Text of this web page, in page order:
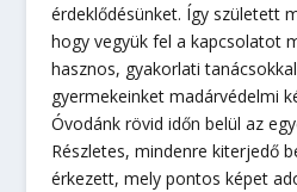
érdeklődésünket. Így született
hogy vegyük fel a kapcsolatot
hasznos, gyakorlati
gyermekeinket madárvédelmi
Óvodánk rövid időn belül az
Részletes, mindenre kiterjedő
érkezett, mely pontos képet